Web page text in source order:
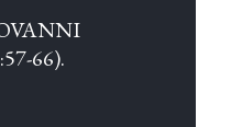
66).